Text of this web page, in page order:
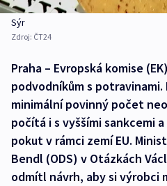
Sýr
Zdroj: ČT24
Praha – Evropská komise
podvodníkům s
minimální povinný počet
počítá i s vyššími sankcemi
pokut v rámci zemí EU.
Bendl (ODS) v Otázkách
odmítl návrh, aby si výrobci